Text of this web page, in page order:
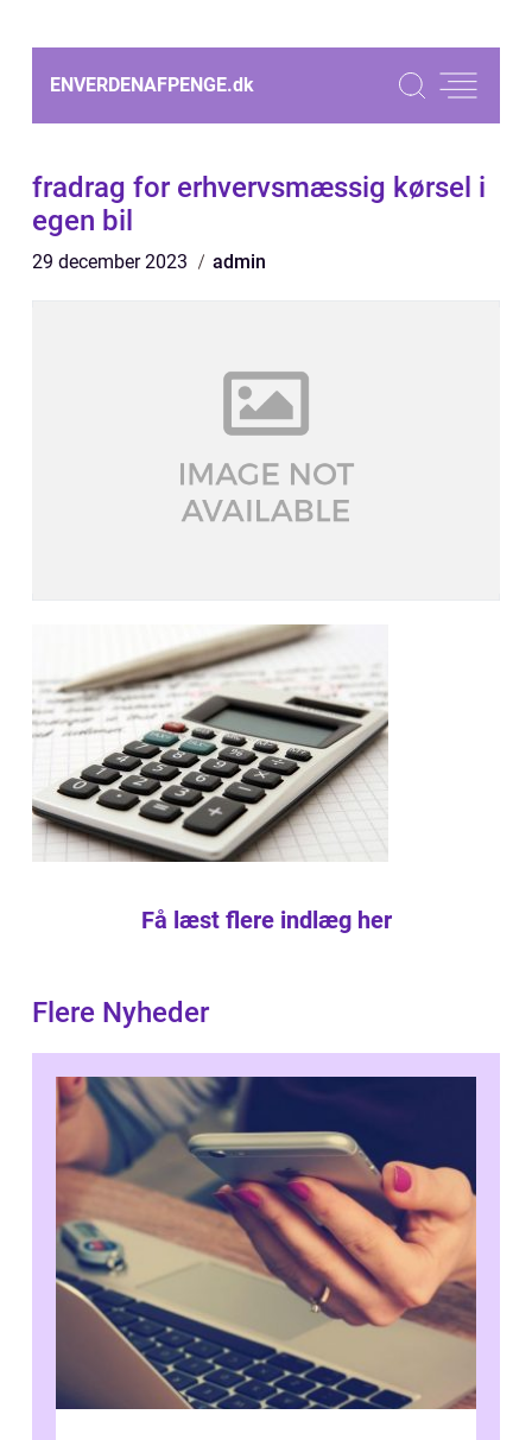
ENVERDENAFPENGE.dk
fradrag for erhvervsmæssig kørsel i
egen bil
29 december 2023 admin
Få læst flere indlæg her
Flere Nyheder